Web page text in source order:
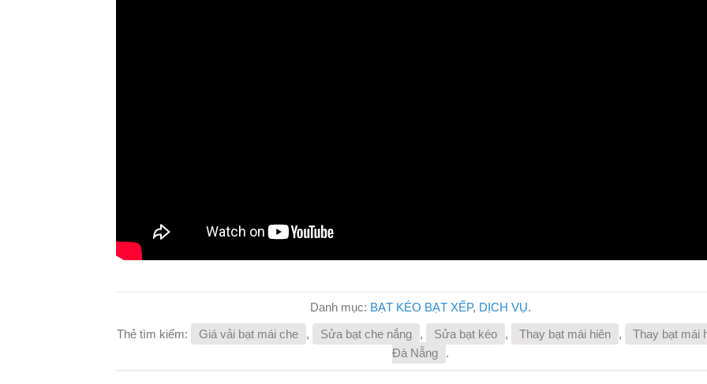
Danh mục: BẠT KÉO BẠT XẾP, DỊCH VỤ.
Thẻ tìm kiếm:
Giá vải bạt mái che , Sửa bạt che nắng , Sửa bạt kéo , Thay bạt mái hiên ,
Thay bạt mái
Đà Nẵng
.